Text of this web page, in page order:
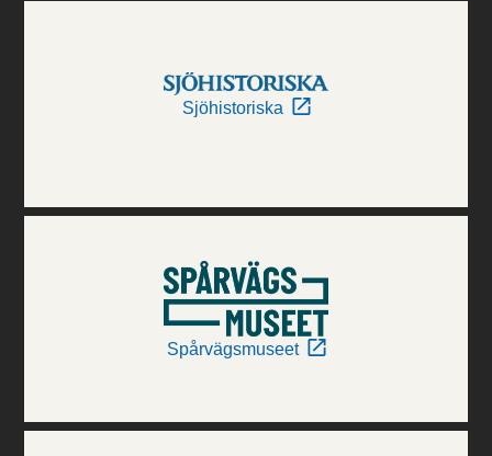
Sjöhistoriska
Spårvägsmuseet